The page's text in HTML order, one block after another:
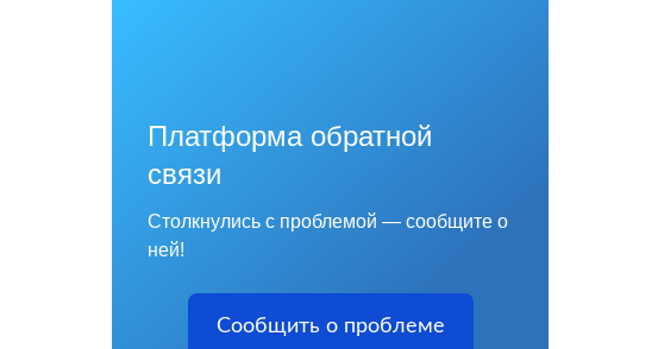
Платформа обратной
связи
Столкнулись с проблемой — сообщите о
ней!
Сообщить о проблеме